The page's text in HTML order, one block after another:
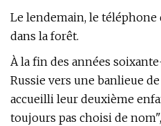
Le lendemain, le téléphone
dans la forêt.
À la fin des années
Russie vers une banlieue
accueilli leur deuxième
toujours pas choisi de